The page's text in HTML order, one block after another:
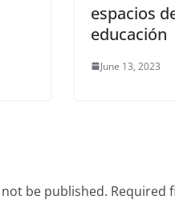
espacios
educación
June 13, 2023
be published. Required